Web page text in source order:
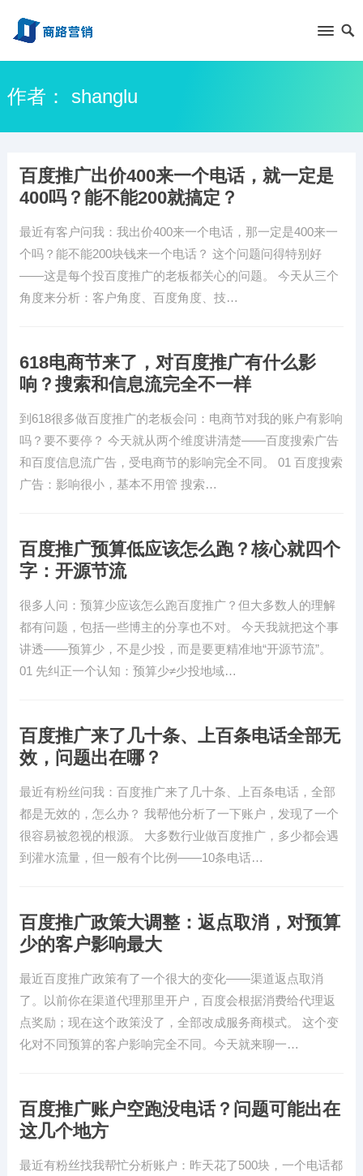
作者： shanglu
百度推广出价400来一个电话，就一定是
400吗？能不能200就搞定？
最近有客户问我：我出价400来一个电话，那一定是400来一
个吗？能不能200块钱来一个电话？ 这个问题问得特别好
——这是每个投百度推广的老板都关心的问题。 今天从三个
角度来分析：客户角度、百度角度、技…
618电商节来了，对百度推广有什么影
响？搜索和信息流完全不一样
到618很多做百度推广的老板会问：电商节对我的账户有影响
吗？要不要停？ 今天就从两个维度讲清楚——百度搜索广告
和百度信息流广告，受电商节的影响完全不同。 01 百度搜索
广告：影响很小，基本不用管 搜索…
百度推广预算低应该怎么跑？核心就四个
字：开源节流
很多人问：预算少应该怎么跑百度推广？但大多数人的理解
都有问题，包括一些博主的分享也不对。 今天我就把这个事
讲透——预算少，不是少投，而是要更精准地“开源节流”。
01 先纠正一个认知：预算少≠少投地域…
百度推广来了几十条、上百条电话全部无
效，问题出在哪？
最近有粉丝问我：百度推广来了几十条、上百条电话，全部
都是无效的，怎么办？ 我帮他分析了一下账户，发现了一个
很容易被忽视的根源。 大多数行业做百度推广，多少都会遇
到灌水流量，但一般有个比例——10条电话…
百度推广政策大调整：返点取消，对预算
少的客户影响最大
最近百度推广政策有了一个很大的变化——渠道返点取消
了。以前你在渠道代理那里开户，百度会根据消费给代理返
点奖励；现在这个政策没了，全部改成服务商模式。 这个变
化对不同预算的客户影响完全不同。今天就来聊一…
百度推广账户空跑没电话？问题可能出在
这几个地方
最近有粉丝找我帮忙分析账户：昨天花了500块，一个电话都